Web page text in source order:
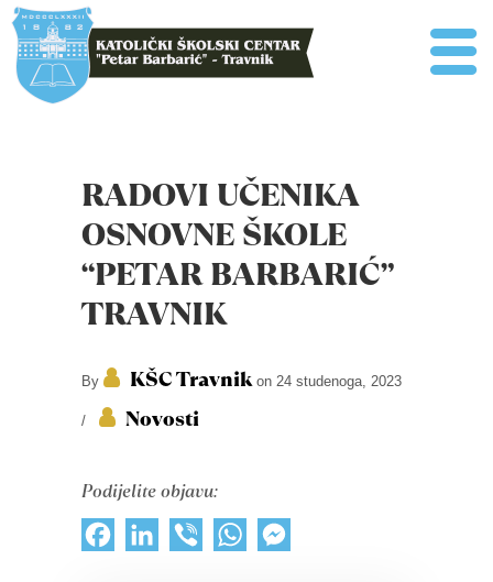
RADOVI UČENIKA
OSNOVNE ŠKOLE
“PETAR BARBARIĆ”
TRAVNIK
By KŠC Travnikon 24 studenoga, 2023
/ Novosti
Podijelite objavu:
FacebookLinkedInViber WhatsApp